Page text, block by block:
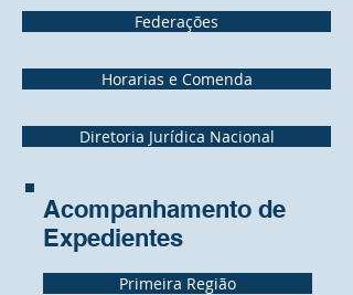
Federações
Horarias e Comenda
Diretoria Jurídica Nacional
Acompanhamento de
Expedientes
Primeira Região